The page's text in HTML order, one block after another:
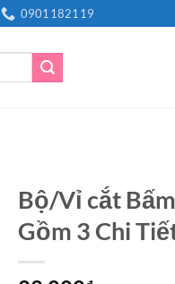
0901182119
Bộ/Vỉ cắt
Gồm 3 Chi